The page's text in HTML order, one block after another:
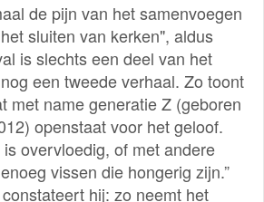
de pijn van het samenvoegen
sluiten van kerken", aldus
is slechts een deel van het
een tweede verhaal. Zo toont
met name generatie Z (geboren
openstaat voor het geloof.
is overvloedig, of met andere
vissen die hongerig zijn.”
hij: zo neemt het